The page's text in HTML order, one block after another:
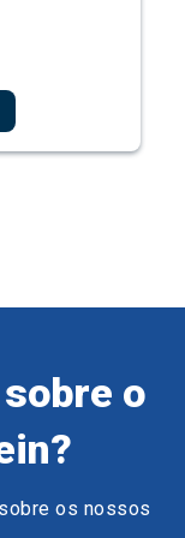
o
os nossos